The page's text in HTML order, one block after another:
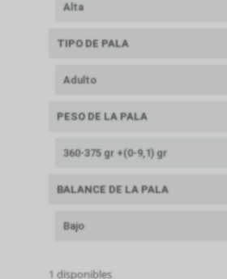
Alta
TIPO DE PALA
Adulto
PESO DE LA PALA
360-375 gr +(0-9,1) gr
BALANCE DE LA PALA
Bajo
1 disponibles